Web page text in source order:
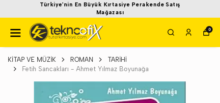
Türkiye'nin En Büyük Kırtasiye Perakende Satış
Mağazası
0
KİTAP VE MÜZİK ROMAN
TARİHİ
Fetih Sancakları - Ahmet Yılmaz Boyunağa